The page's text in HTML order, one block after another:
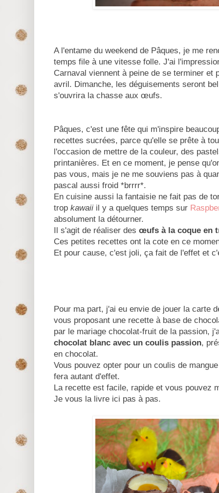
A l'entame du weekend de Pâques, je me
temps file à une vitesse folle. J'ai
Carnaval viennent à peine de se terminer et
avril. Dimanche, les déguisements seront
s'ouvrira la chasse aux œufs.
Pâques, c'est une fête qui m'inspire
recettes sucrées, parce qu'elle se prête à
l'occasion de mettre de la couleur, des
printanières. Et en ce moment, je pense
pas vous, mais je ne me souviens pas à
pascal aussi froid *brrrr*.
En cuisine aussi la fantaisie ne fait pas de
trop kawaii il y a quelques temps sur
absolument la détourner.
Il s'agit de réaliser des œufs à la coque en
Ces petites recettes ont la cote en ce
Et pour cause, c'est joli, ça fait de l'effet et
Pour ma part, j'ai eu envie de jouer la carte
vous proposant une recette à base de
par le mariage chocolat-fruit de la passion,
chocolat blanc avec un coulis passion,
en chocolat.
Vous pouvez opter pour un coulis de
fera autant d'effet.
La recette est facile, rapide et vous pouvez
Je vous la livre ici pas à pas.